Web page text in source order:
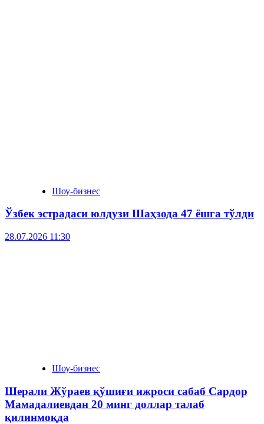
Шоу-бизнес
Ўзбек эстрадаси юлдузи Шаҳзода 47 ёшга тўлди
28.07.2026 11:30
Шоу-бизнес
Шерали Жўраев қўшиғи ижроси сабаб Сардор
Мамадалиевдан 20 минг доллар талаб
қилинмоқда